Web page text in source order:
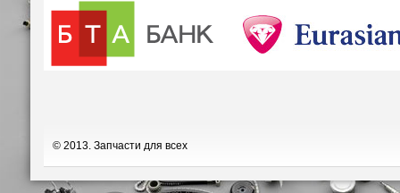
© 2013. Запчасти для всех